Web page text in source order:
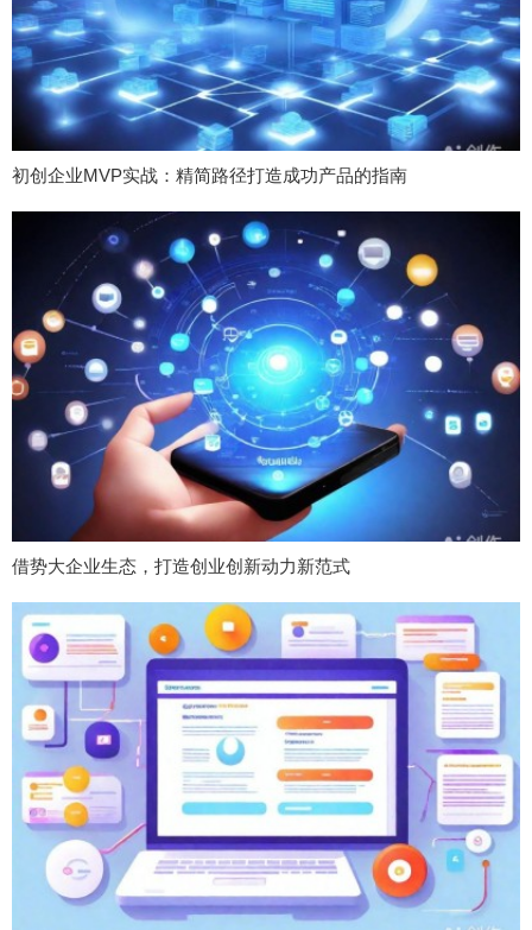
初创企业MVP实战：精简路径打造成功产品的指南
借势大企业生态，打造创业创新动力新范式